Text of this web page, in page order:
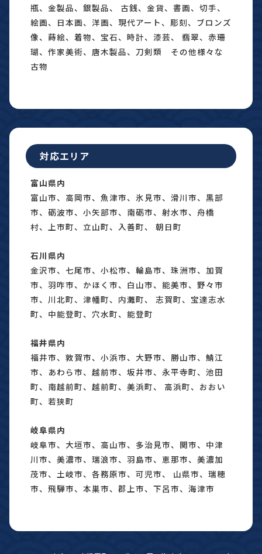
瓶、金製品、銀製品、 古銭、金貨、書画、切手、
絵画、日本画、洋画、現代アート、彫刻、ブロンズ
像、蒔絵、着物、宝石、時計、漆芸、 翡翠、赤珊
瑚、作家美術、唐木製品、刀剣類 その他様々な
古物
対応エリア
富山県内
富山市、高岡市、魚津市、氷見市、滑川市、黒部
市、砺波市、小矢部市、南砺市、射水市、舟橋
村、上市町、立山町、入善町、 朝日町
石川県内
金沢市、七尾市、小松市、輪島市、珠洲市、加賀
市、羽咋市、かほく市、白山市、能美市、野々市
市、川北町、津幡町、内灘町、 志賀町、宝達志水
町、中能登町、穴水町、能登町
福井県内
福井市、敦賀市、小浜市、大野市、勝山市、鯖江
市、あわら市、越前市、坂井市、永平寺町、池田
町、南越前町、越前町、美浜町、 高浜町、おおい
町、若狭町
岐阜県内
岐阜市、大垣市、高山市、多治見市、関市、中津
川市、美濃市、瑞浪市、羽島市、恵那市、美濃加
茂市、土岐市、各務原市、可児市、 山県市、瑞穂
市、飛騨市、本巣市、郡上市、下呂市、海津市